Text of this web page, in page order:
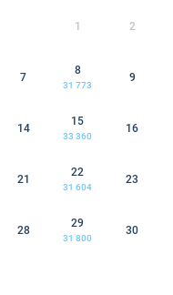
1 2
7
8
31 773
9
14
15
33 360
16
21
22
31 604
23
28
29
31 800
30